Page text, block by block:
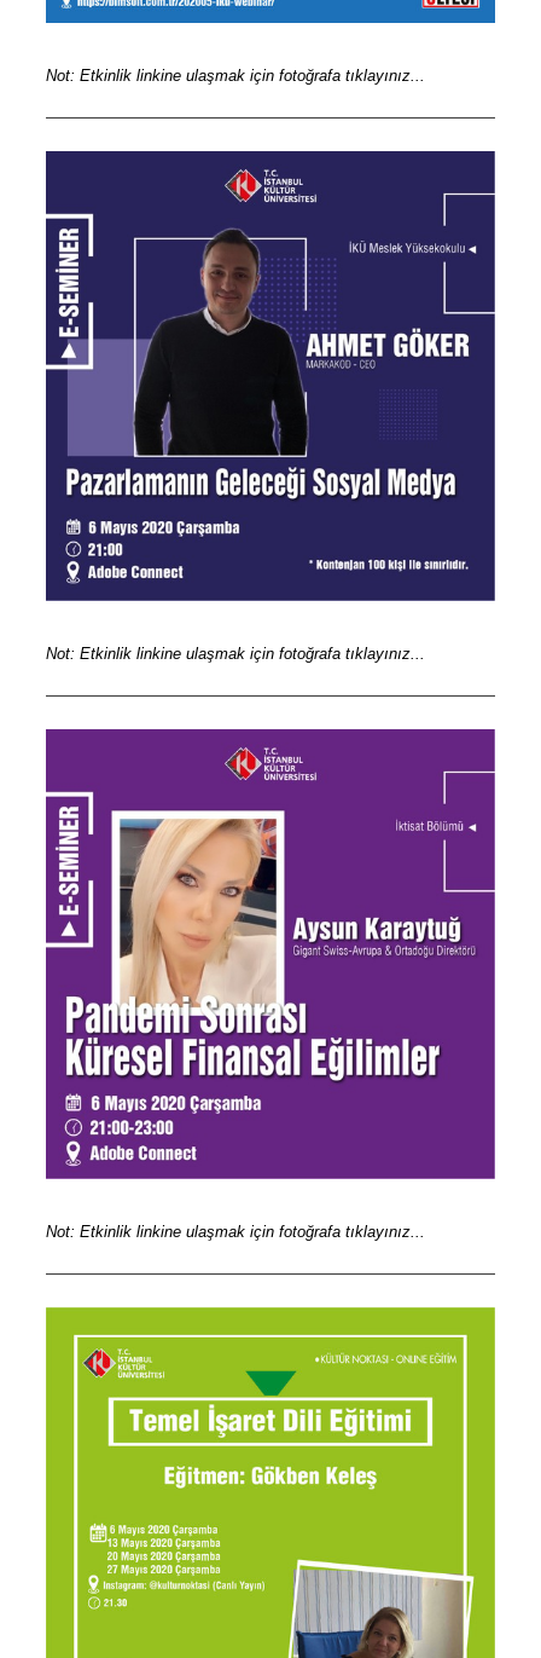
Not: Etkinlik linkine ulaşmak için fotoğrafa tıklayınız...
Not: Etkinlik linkine ulaşmak için fotoğrafa tıklayınız...
Not: Etkinlik linkine ulaşmak için fotoğrafa tıklayınız...